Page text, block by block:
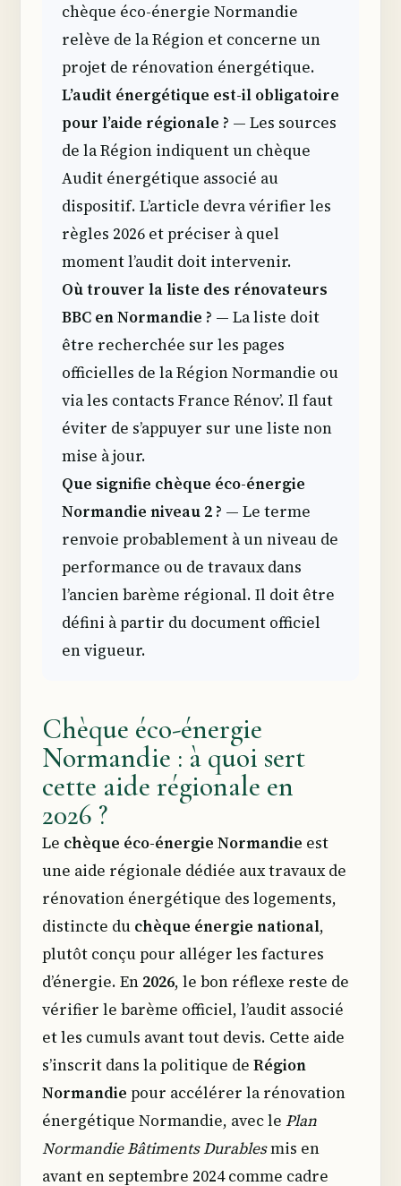
chèque éco-énergie Normandie
relève de la Région et concerne un
projet de rénovation énergétique.
L’audit énergétique est-il obligatoire
pour l’aide régionale ? — Les sources
de la Région indiquent un chèque
Audit énergétique associé au
dispositif. L’article devra vérifier les
règles 2026 et préciser à quel
moment l’audit doit intervenir.
Où trouver la liste des rénovateurs
BBC en Normandie ? — La liste doit
être recherchée sur les pages
officielles de la Région Normandie ou
via les contacts France Rénov’. Il faut
éviter de s’appuyer sur une liste non
mise à jour.
Que signifie chèque éco-énergie
Normandie niveau 2 ? — Le terme
renvoie probablement à un niveau de
performance ou de travaux dans
l’ancien barème régional. Il doit être
défini à partir du document officiel
en vigueur.
Chèque éco-énergie
Normandie : à quoi sert
cette aide régionale en
2026 ?
Le chèque éco-énergie Normandie est
une aide régionale dédiée aux travaux de
rénovation énergétique des logements,
distincte du chèque énergie national,
plutôt conçu pour alléger les factures
d’énergie. En 2026, le bon réflexe reste de
vérifier le barème officiel, l’audit associé
et les cumuls avant tout devis. Cette aide
s’inscrit dans la politique de Région
Normandie pour accélérer la rénovation
énergétique Normandie, avec le Plan
Normandie Bâtiments Durablesmis en
avant en septembre 2024 comme cadre